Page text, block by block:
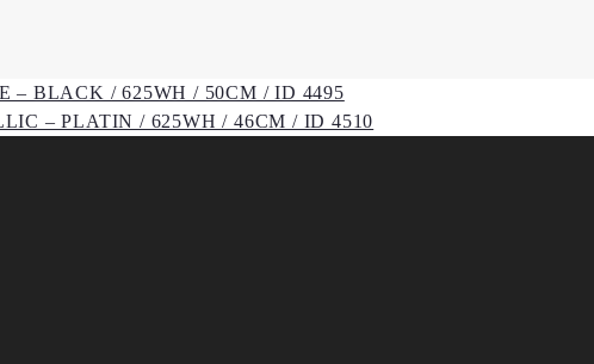
– BLACK / 625WH / 50CM / ID 4495
– PLATIN / 625WH / 46CM / ID 4510